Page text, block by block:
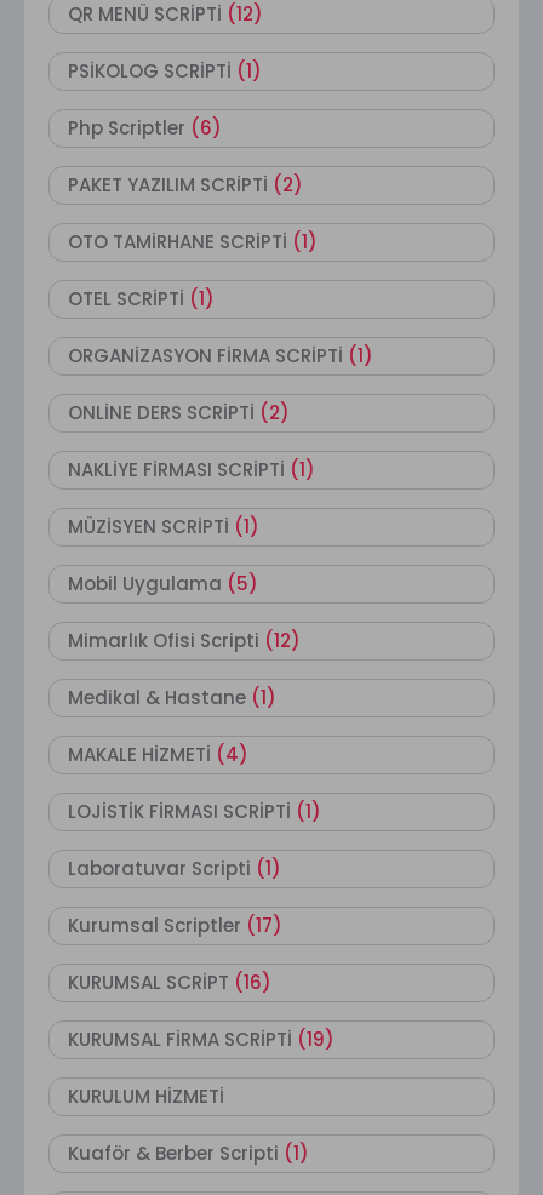
QR MENÜ SCRİPTİ (12)
PSİKOLOG SCRİPTİ (1)
Php Scriptler (6)
PAKET YAZILIM SCRİPTİ (2)
OTO TAMİRHANE SCRİPTİ (1)
OTEL SCRİPTİ (1)
ORGANİZASYON FİRMA SCRİPTİ (1)
ONLİNE DERS SCRİPTİ (2)
NAKLİYE FİRMASI SCRİPTİ (1)
MÜZİSYEN SCRİPTİ (1)
Mobil Uygulama (5)
Mimarlık Ofisi Scripti (12)
Medikal & Hastane (1)
MAKALE HİZMETİ (4)
LOJİSTİK FİRMASI SCRİPTİ (1)
Laboratuvar Scripti (1)
Kurumsal Scriptler (17)
KURUMSAL SCRİPT (16)
KURUMSAL FİRMA SCRİPTİ (19)
KURULUM HİZMETİ
Kuaför & Berber Scripti (1)